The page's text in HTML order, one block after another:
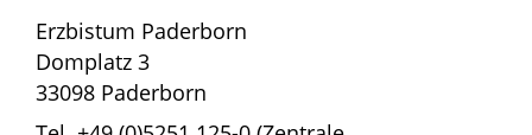
Erzbistum Paderborn
Domplatz 3
33098 Paderborn